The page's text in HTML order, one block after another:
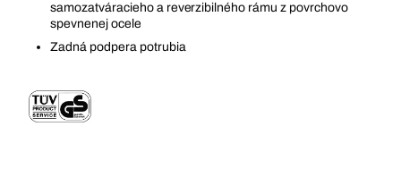
samozatváracieho a reverzibilného rámu z povrchovo
spevnenej ocele
Zadná podpera potrubia